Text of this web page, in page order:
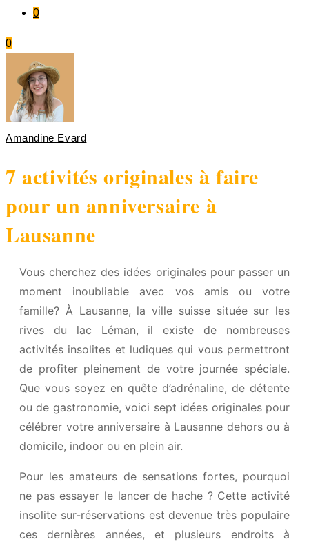
0
0
Amandine Evard
7 activités originales à faire
pour un anniversaire à
Lausanne
Vous cherchez des idées originales pour passer un
moment inoubliable avec vos amis ou votre
famille? À Lausanne, la ville suisse située sur les
rives du lac Léman, il existe de nombreuses
activités insolites et ludiques qui vous permettront
de profiter pleinement de votre journée spéciale.
Que vous soyez en quête d’adrénaline, de détente
ou de gastronomie, voici sept idées originales pour
célébrer votre anniversaire à Lausanne dehors ou à
domicile, indoor ou en plein air.
Pour les amateurs de sensations fortes, pourquoi
ne pas essayer le lancer de hache ? Cette activité
insolite sur-réservations est devenue très populaire
ces dernières années, et plusieurs endroits à